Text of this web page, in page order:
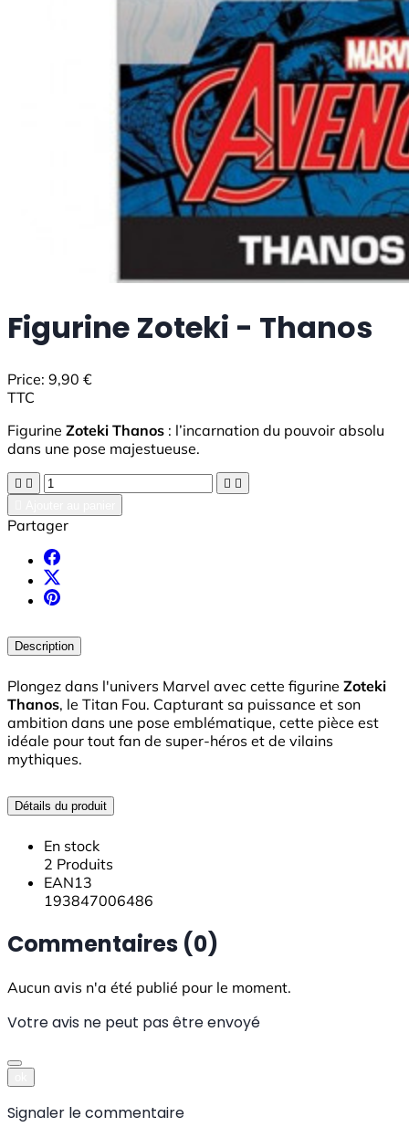
Figurine Zoteki - Thanos
Price: 9,90 €
TTC
Figurine Zoteki Thanos : l’incarnation du pouvoir absolu
dans une pose majestueuse.
   
Partager
Description
Plongez dans l'univers Marvel avec cette figurine Zoteki
Thanos, le Titan Fou. Capturant sa puissance et son
ambition dans une pose emblématique, cette pièce est
idéale pour tout fan de super-héros et de vilains
mythiques.
Détails du produit
En stock
2 Produits
EAN13
193847006486
Commentaires (0)
Aucun avis n'a été publié pour le moment.
Votre avis ne peut pas être envoyé
Signaler le commentaire